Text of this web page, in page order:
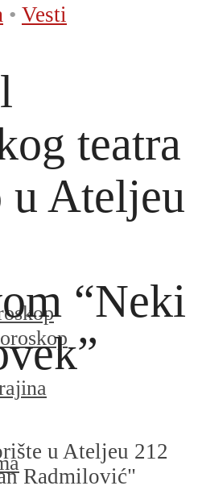
• Vesti
teatra
u Ateljeu
“Neki
Radmilović"